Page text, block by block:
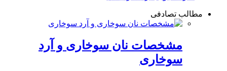
مطالب تصادفی
مشخصات نان سوخاری و آرد
سوخاری